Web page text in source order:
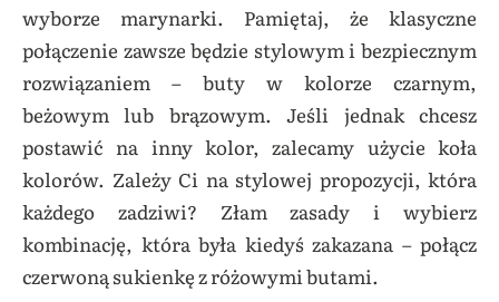
wyborze marynarki. Pamiętaj, że klasyczne
połączenie zawsze będzie stylowym i bezpiecznym
rozwiązaniem – buty w kolorze czarnym,
beżowym lub brązowym. Jeśli jednak chcesz
postawić na inny kolor, zalecamy użycie koła
kolorów. Zależy Ci na stylowej propozycji, która
każdego zadziwi? Złam zasady i wybierz
kombinację, która była kiedyś zakazana – połącz
czerwoną sukienkę z różowymi butami.